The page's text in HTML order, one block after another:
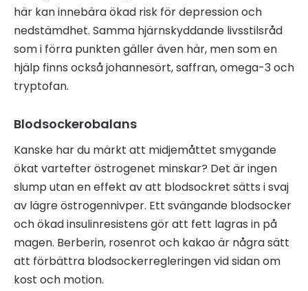
här kan innebära ökad risk för depression och
nedstämdhet. Samma hjärnskyddande livsstilsråd
som i förra punkten gäller även här, men som en
hjälp finns också johannesört, saffran, omega-3 och
tryptofan.
Blodsockerobalans
Kanske har du märkt att midjemåttet smygande
ökat vartefter östrogenet minskar? Det är ingen
slump utan en effekt av att blodsockret sätts i svaj
av lägre östrogennivper. Ett svängande blodsocker
och ökad insulinresistens gör att fett lagras in på
magen. Berberin, rosenrot och kakao är några sätt
att förbättra blodsockerregleringen vid sidan om
kost och motion.